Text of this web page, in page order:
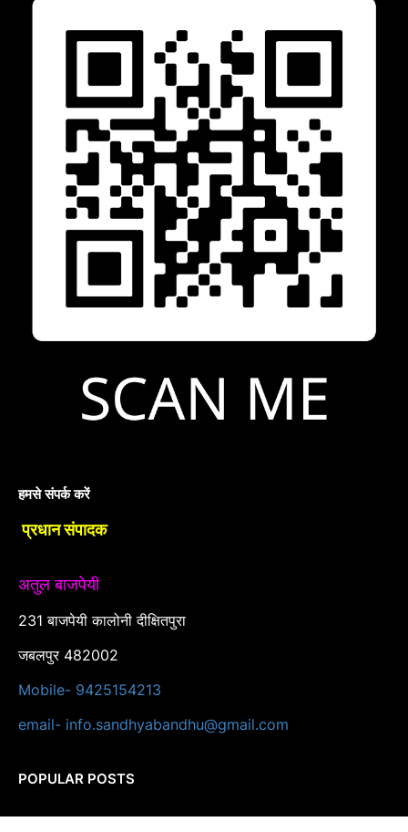
हमसे संपर्क करें
प्रधान संपादक
अतुल बाजपेयी
231 बाजपेयी कालोनी दीक्षितपुरा
जबलपुर 482002
Mobile- 9425154213
email- info.sandhyabandhu@gmail.com
POPULAR POSTS